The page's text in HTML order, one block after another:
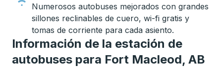
Numerosos autobuses mejorados con grandes
sillones reclinables de cuero, wi-fi gratis y
tomas de corriente para cada asiento.
Información de la estación de
autobuses para Fort Macleod, AB